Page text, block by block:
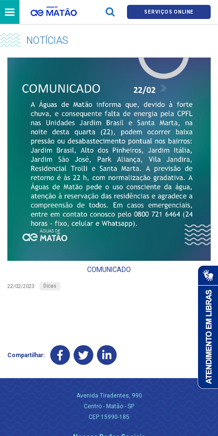
SERVIÇOS ONLINE
NOTÍCIAS
COMUNICADO
22/02/2023 Dicas
Compartilhar:
Avenida Tiradentes, 990
Centro - Matão - SP
CEP 15990-185